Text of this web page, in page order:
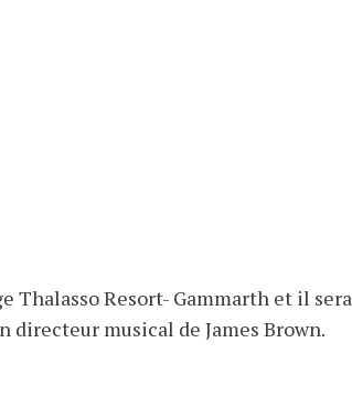
Thalasso Resort- Gammarth et il sera
directeur musical de James Brown.